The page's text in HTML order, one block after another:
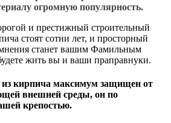
огромную популярность.
и престижный строительный
стоят сотни лет, и просторный
станет вашим Фамильным
жить вы и ваши праправнуки.
кирпича максимум защищен от
внешней среды, он по
крепостью.